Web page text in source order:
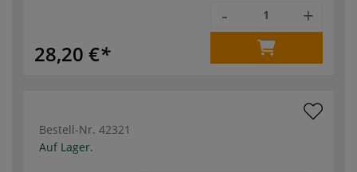
28,20 €
- +
Bestell-Nr. 42321
Auf Lager.